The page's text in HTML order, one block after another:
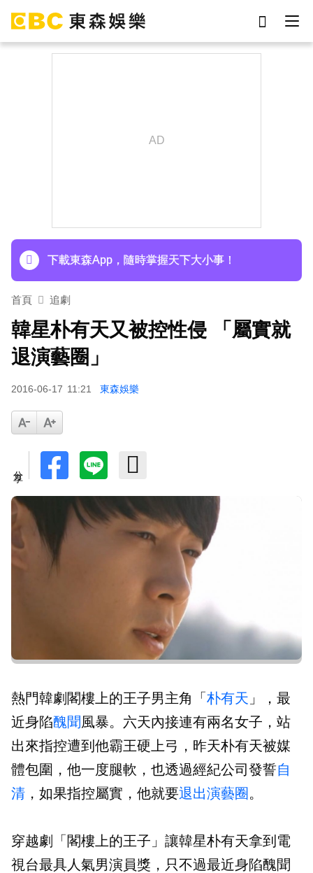
下載東森App，隨時掌握天下大小事！
埃及知名女星涉販毒！ 遭「判死刑」震撼社會
首頁 追劇
韓星朴有天又被控性侵 「屬實就
退演藝圈」
2016-06-17 11:21 東森娛樂
熱門韓劇閣樓上的王子男主角「 朴有天 」，最
近身陷醜聞風暴。六天內接連有兩名女子，站
出來指控遭到他霸王硬上弓，昨天朴有天被媒
體包圍，他一度腿軟，也透過經紀公司發誓自
清 ，如果指控屬實，他就要退出演藝圈 。
穿越劇「閣樓上的王子」讓韓星朴有天拿到電
視台最具人氣男演員獎，只不過最近身陷醜聞